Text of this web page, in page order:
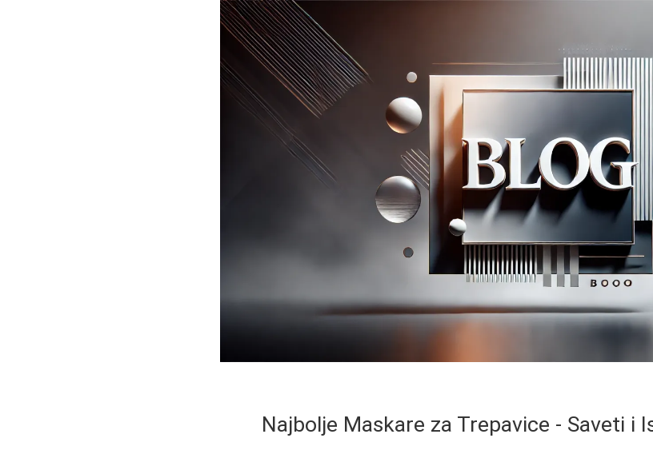
Najbolje Maskare za Trepavice - Saveti i